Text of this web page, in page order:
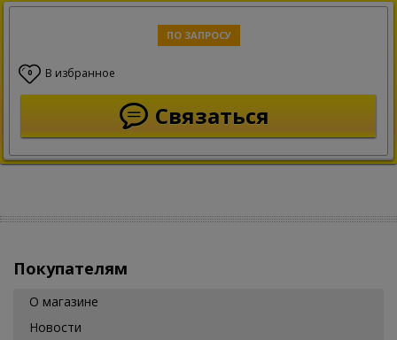
ПО ЗАПРОСУ
0 В избранное
Связаться
Покупателям
О магазине
Новости